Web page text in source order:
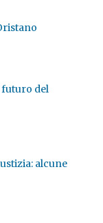
del
alcune